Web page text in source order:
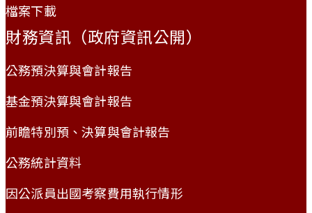
檔案下載
財務資訊（政府資訊公開）
公務預決算與會計報告
基金預決算與會計報告
前瞻特別預、決算與會計報告
公務統計資料
因公派員出國考察費用執行情形